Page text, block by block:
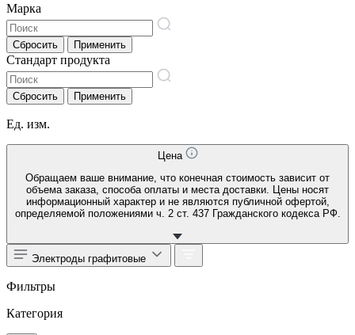
Марка
Сбросить Применить
Стандарт продукта
Сбросить Применить
Ед. изм.
Цена
Обращаем ваше внимание, что конечная стоимость зависит от
объема заказа, способа оплаты и места доставки. Цены носят
информационный характер и не являются публичной офертой,
определяемой положениями ч. 2 ст. 437 Гражданского кодекса РФ.
Электроды графитовые
Фильтры
Категория